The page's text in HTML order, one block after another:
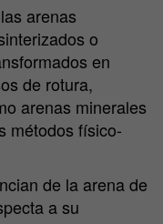
arenas
o
en
de rotura,
arenas minerales
métodos físico-
de la arena de
a su